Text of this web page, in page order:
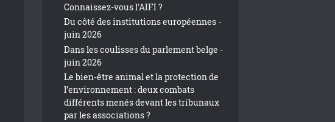
Connaissez-vous l'AIFI ?
Du côté des institutions européennes -
juin 2026
Dans les coulisses du parlement belge -
juin 2026
Le bien-être animal et la protection de
l’environnement : deux combats
différents menés devant les tribunaux
par les associations ?